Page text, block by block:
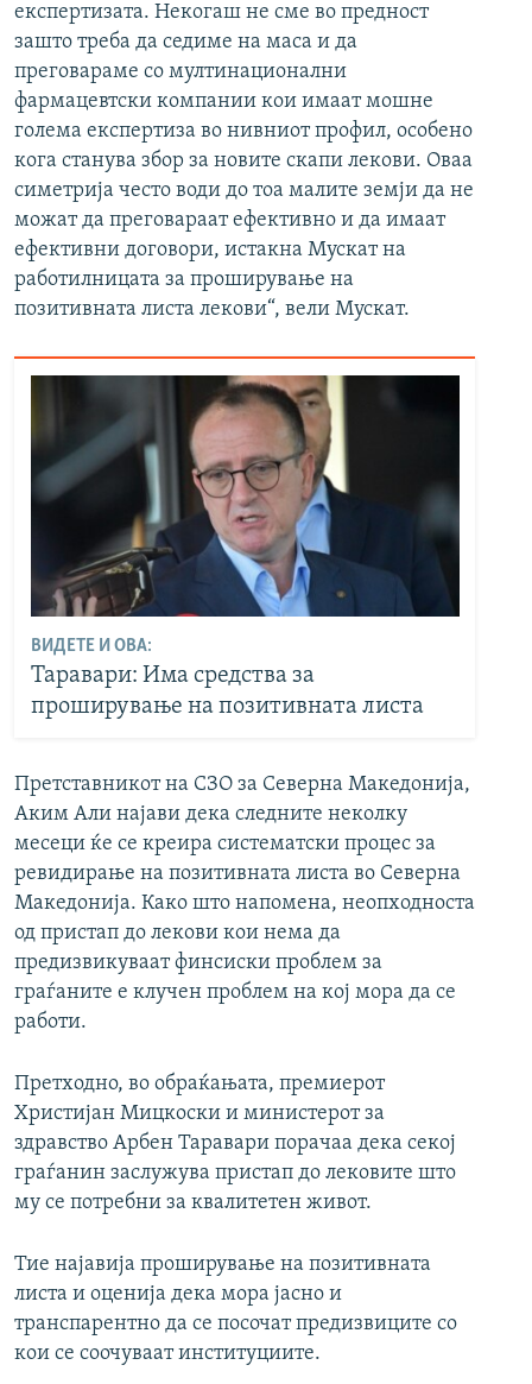
експертизата. Некогаш не сме во предност
зашто треба да седиме на маса и да
преговараме со мултинационални
фармацевтски компании кои имаат мошне
голема експертиза во нивниот профил, особено
кога станува збор за новите скапи лекови. Оваа
симетрија често води до тоа малите земји да не
можат да преговараат ефективно и да имаат
ефективни договори, истакна Мускат на
работилницата за проширување на
позитивната листа лекови“, вели Мускат.
ВИДЕТЕ И ОВА:
Таравари: Има средства за
проширување на позитивната листа
Претставникот на СЗО за Северна Македонија,
Аким Али најави дека следните неколку
месеци ќе се креира систематски процес за
ревидирање на позитивната листа во Северна
Македонија. Како што напомена, неопходноста
од пристап до лекови кои нема да
предизвикуваат финсиски проблем за
граѓаните е клучен проблем на кој мора да се
работи.
Претходно, во обраќањата, премиерот
Христијан Мицкоски и министерот за
здравство Арбен Таравари порачаа дека секој
граѓанин заслужува пристап до лековите што
му се потребни за квалитетен живот.
Тие најавија проширување на позитивната
листа и оценија дека мора јасно и
транспарентно да се посочат предизвиците со
кои се соочуваат институциите.